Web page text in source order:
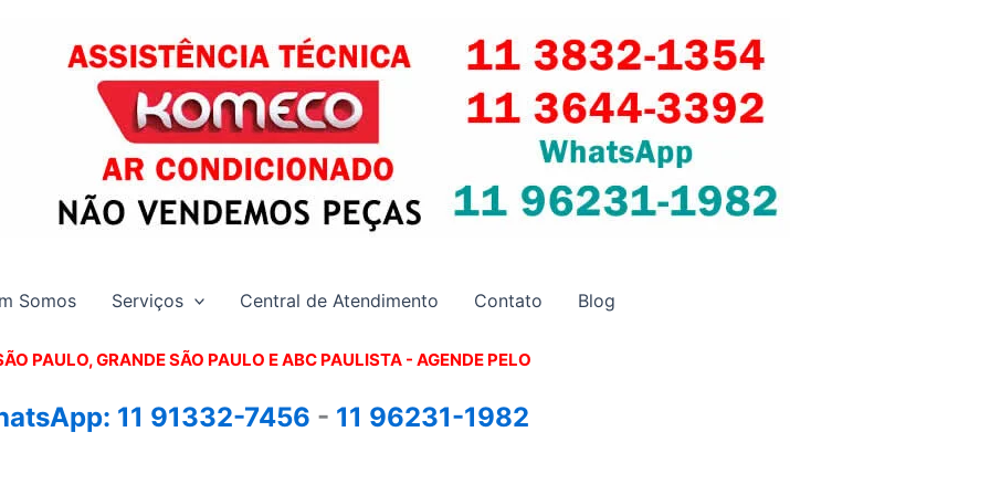
Somos Serviços Central de Atendimento Contato Blog
PAULO, GRANDE SÃO PAULO E ABC PAULISTA - AGENDE PELO
11 91332-7456 - 11 96231-1982